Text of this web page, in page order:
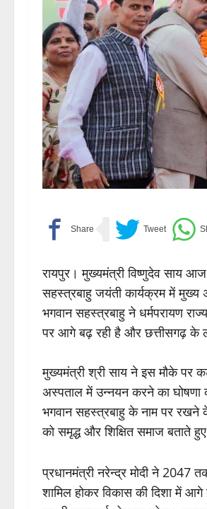
रायपुर। मुख्यमंत्री विष्णुदेव साय
सहस्त्रबाहु जयंती कार्यक्रम में मुख्य
भगवान सहस्त्रबाहु ने धर्मपरायण
पर आगे बढ़ रही है और छत्तीसगढ़ के
मुख्यमंत्री श्री साय ने इस मौके पर
अस्पताल में उन्नयन करने का घोषणा
भगवान सहस्त्रबाहु के नाम पर रखने
को समृद्ध और शिक्षित समाज बताते
प्रधानमंत्री नरेन्द्र मोदी ने 2047
शामिल होकर विकास की दिशा में